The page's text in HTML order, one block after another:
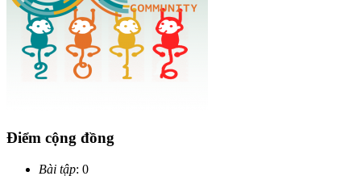
Điểm cộng đồng
Bài tập: 0